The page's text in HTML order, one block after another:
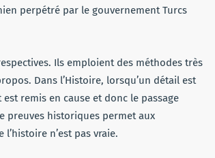
perpétré par le gouvernement Turcs
Ils emploient des méthodes très
Dans l’Histoire, lorsqu’un détail est
remis en cause et donc le passage
preuves historiques permet aux
n’est pas vraie.